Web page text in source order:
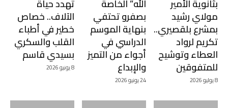
بثانوية الأمير
مولاي رشيد
بمشرع بلقصيري..
تكريم لرواد
العطاء وتوشيح
للمتفوقين
8 يوليو 2026
الله” الخاصة
بصفرو تحتفي
بنهاية الموسم
الدراسي في
أجواء من التميز
والإبداع
24 يونيو 2026
تهدد حياة
الآلاف.. خصاص
خطير في أطباء
القلب والسكري
بسيدي قاسم
8 يونيو 2026